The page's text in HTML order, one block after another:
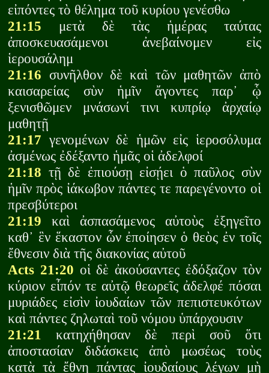
εἰπόντες τὸ θέλημα τοῦ κυρίου γενέσθω
21:15 μετὰ δὲ τὰς ἡμέρας ταύτας
ἀποσκευασάμενοι ἀνεβαίνομεν εἰς
ἱερουσάλημ
21:16 συνῆλθον δὲ καὶ τῶν μαθητῶν ἀπὸ
καισαρείας σὺν ἡμῖν ἄγοντες παρ᾽ ᾧ
ξενισθῶμεν μνάσωνί τινι κυπρίῳ ἀρχαίῳ
μαθητῇ
21:17 γενομένων δὲ ἡμῶν εἰς ἱεροσόλυμα
ἀσμένως ἐδέξαντο ἡμᾶς οἱ ἀδελφοί
21:18 τῇ δὲ ἐπιούσῃ εἰσῄει ὁ παῦλος σὺν
ἡμῖν πρὸς ἰάκωβον πάντες τε παρεγένοντο οἱ
πρεσβύτεροι
21:19 καὶ ἀσπασάμενος αὐτοὺς ἐξηγεῖτο
καθ᾽ ἓν ἕκαστον ὧν ἐποίησεν ὁ θεὸς ἐν τοῖς
ἔθνεσιν διὰ τῆς διακονίας αὐτοῦ
Acts 21:20 οἱ δὲ ἀκούσαντες ἐδόξαζον τὸν
κύριον εἶπόν τε αὐτῷ θεωρεῖς ἀδελφέ πόσαι
μυριάδες εἰσὶν ἰουδαίων τῶν πεπιστευκότων
καὶ πάντες ζηλωταὶ τοῦ νόμου ὑπάρχουσιν
21:21 κατηχήθησαν δὲ περὶ σοῦ ὅτι
ἀποστασίαν διδάσκεις ἀπὸ μωσέως τοὺς
κατὰ τὰ ἔθνη πάντας ἰουδαίους λέγων μὴ